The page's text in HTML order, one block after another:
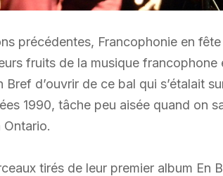
précédentes, Francophonie en
fruits de la musique
d’ouvrir de ce bal qui s’étalait
1990, tâche peu aisée quand on
tirés de leur premier album